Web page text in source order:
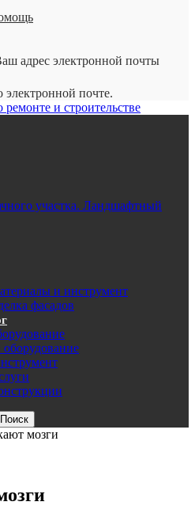
адрес электронной почты
почте.
и строительстве
участка. Ландшафтный
и инструмент
фасадов
мозги